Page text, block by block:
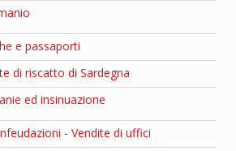
e passaporti
di riscatto di Sardegna
ed insinuazione
- Vendite di uffici